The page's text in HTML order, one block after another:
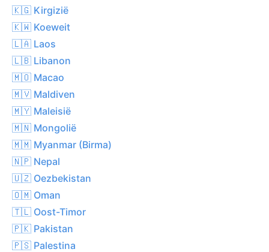
🇰🇬 Kirgizië
🇰🇼 Koeweit
🇱🇦 Laos
🇱🇧 Libanon
🇲🇴 Macao
🇲🇻 Maldiven
🇲🇾 Maleisië
🇲🇳 Mongolië
🇲🇲 Myanmar (Birma)
🇳🇵 Nepal
🇺🇿 Oezbekistan
🇴🇲 Oman
🇹🇱 Oost-Timor
🇵🇰 Pakistan
🇵🇸 Palestina